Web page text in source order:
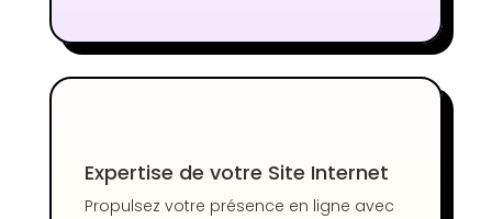
Expertise de votre Site Internet
Propulsez votre présence en ligne avec